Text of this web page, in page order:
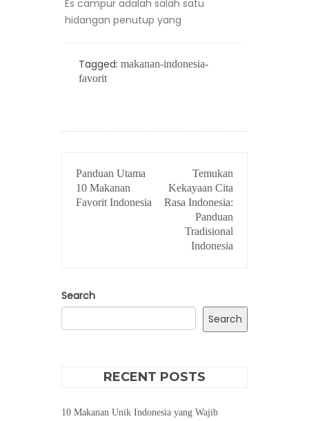
Es campur adalah salah satu
hidangan penutup yang
Tagged: makanan-indonesia-
favorit
NAVIGATION
Panduan Utama
10 Makanan
Favorit Indonesia
Temukan
Kekayaan Cita
Rasa Indonesia:
Panduan
Tradisional
Indonesia
Search
Search
RECENT POSTS
10 Makanan Unik Indonesia yang Wajib